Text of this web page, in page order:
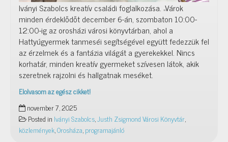
Iványi Szabolcs kreatív családi foglalkozása. „Várok
minden érdeklődőt december 6-án, szombaton 10:00-
12:00-ig az orosházi városi könyvtárban, ahol a
Hattyúgyermek tanmeséi segítségével együtt fedezzük fel
az érzelmek és a fantázia világát a gyerekekkel. Nincs
korhatár, minden kreatív gyermeket szívesen látok, akik
szeretnek rajzolni és hallgatnak meséket.
Elolvasom az egész cikket!
2025.
december
6.:
Hattyúgyermek
november 7, 2025
Posted in Iványi Szabolcs,Justh Zsigmond Városi Könyvtár,
közlemények,Orosháza,programajánló